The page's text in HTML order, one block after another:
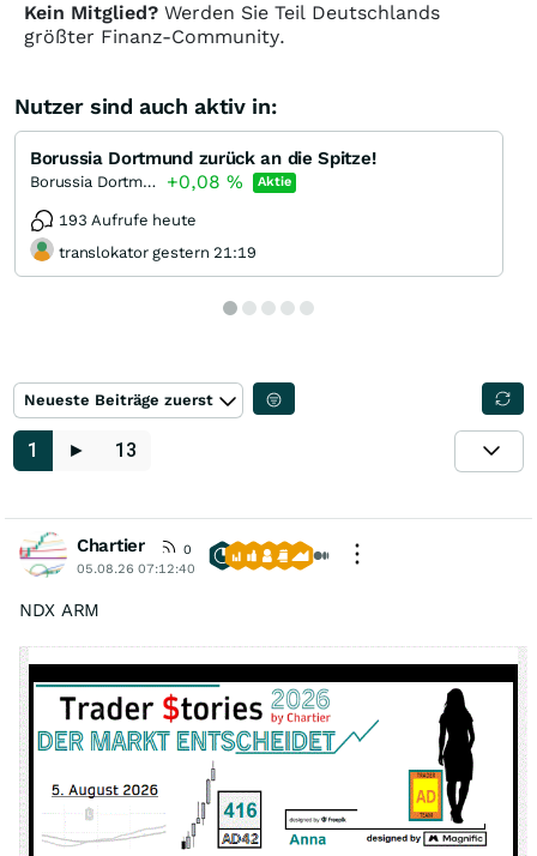
Kein Mitglied? Werden Sie Teil Deutschlands
größter Finanz-Community.
Nutzer sind auch aktiv in:
Borussia Dortmund zurück an die Spitze!
Borussia Dortmund +0,08 % Aktie
193 Aufrufe heute
translokator gestern 21:19
Neueste Beiträge zuerst
1 ► 13
Chartier
0
05.08.26 07:12:40
NDX ARM